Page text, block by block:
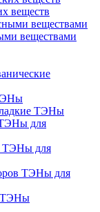
веществ
веществами
ТЭНы
для
ТЭНы для
ТЭНы для
ТЭНы